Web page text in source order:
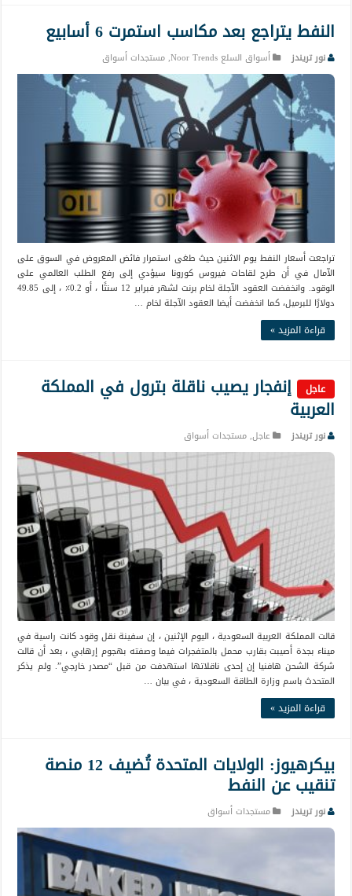
النفط يتراجع بعد مكاسب استمرت 6 أسابيع
نور تريندز أسواق السلع Noor Trends ,مستجدات أسواق
تراجعت أسعار النفط يوم الاثنين حيث طغى استمرار فائض المعروض في السوق على
الآمال في أن طرح لقاحات فيروس كورونا سيؤدي إلى رفع الطلب العالمي على
الوقود. وانخفضت العقود الآجلة لخام برنت لشهر فبراير 12 سنتًا ، أو 0.2٪ ، إلى 49.85
دولارًا للبرميل، كما انخفضت أيضا العقود الآجلة لخام …
قراءة المزيد »
عاجل إنفجار يصيب ناقلة بترول في المملكة
العربية
نور تريندز عاجل,مستجدات أسواق
قالت المملكة العربية السعودية ، اليوم الإثنين ، إن سفينة نقل وقود كانت راسية في
ميناء بجدة أصيبت بقارب محمل بالمتفجرات فيما وصفته بهجوم إرهابي ، بعد أن قالت
شركة الشحن هافنيا إن إحدى ناقلاتها استهدفت من قبل “مصدر خارجي”. ولم يذكر
المتحدث باسم وزارة الطاقة السعودية ، في بيان …
قراءة المزيد »
بيكرهيوز: الولايات المتحدة تُضيف 12 منصة
تنقيب عن النفط
نور تريندز مستجدات أسواق